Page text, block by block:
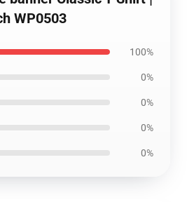
WP0503
100%
0%
0%
0%
0%